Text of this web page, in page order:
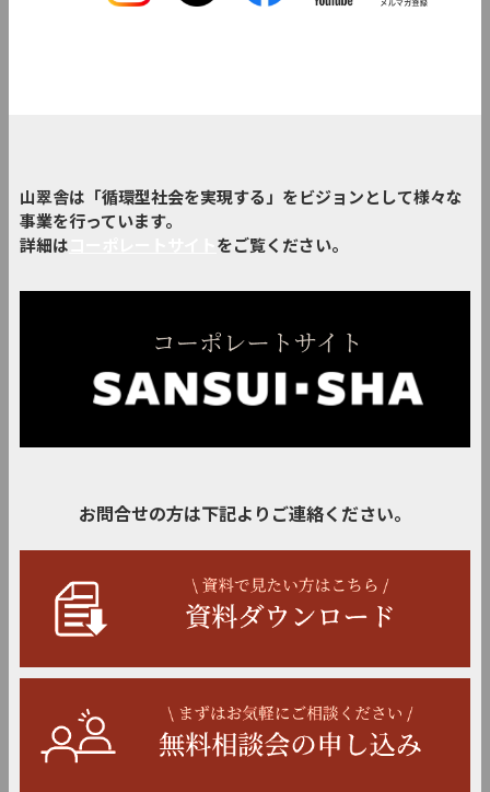
山翠舎は「循環型社会を実現する」をビジョンとして様々な
事業を行っています。
詳細は
をご覧ください。
お問合せの方は下記よりご連絡ください。